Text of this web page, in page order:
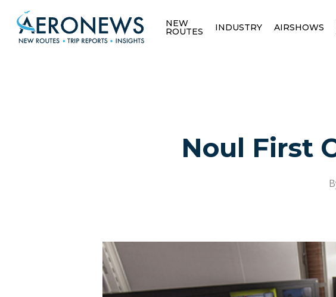
NEW
ROUTES INDUSTRY AIRSHOWS
Noul First